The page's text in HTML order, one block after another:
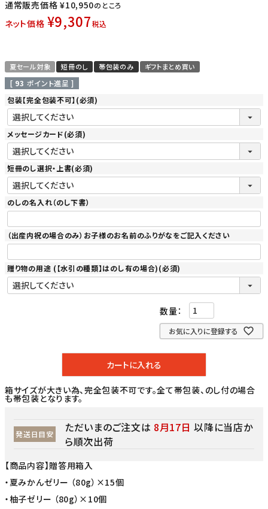
通常販売価格 ¥10,950のところ
ネット価格 ¥9,307税込
夏セール対象 短冊のし 帯包装のみ ギフトまとめ買い
[ 93 ポイント進呈 ]
包装【完全包装不可】 (必須)
メッセージカード(必須)
短冊のし選択・上書(必須)
のしの名入れ（のし下書）
（出産内祝の場合のみ）お子様のお名前のふりがなをご記入ください
贈り物の用途 (【水引の種類】はのし有の場合)(必須)
お気に入りに登録する
カートに入れる
箱サイズが大きい為、完全包装不可です。全て帯包装、のし付の場合
も帯包装となります。
発送日目安 ただいまのご注文は 8月17日 以降に当店か
ら順次出荷
【商品内容】贈答用箱入
・夏みかんゼリー （80g）×15個
・柚子ゼリー （80g）×10個